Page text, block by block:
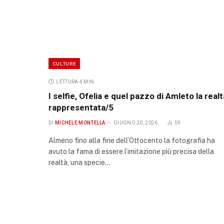
CULTURE
LETTURA 4 MIN.
I selfie, Ofelia e quel pazzo di Amleto la
rappresentata/5
DI MICHELE MONTELLA GIUGNO 20, 2026 59
Almeno fino alla fine dell’Ottocento la fotografia ha
avuto la fama di essere l’imitazione più precisa della
realtà, una specie…